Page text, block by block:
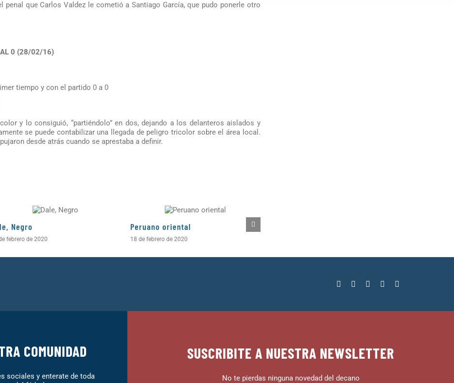
penal que Carlos Valdez le cometió a Santiago García, que pudo ponerle otro
0 (28/02/16)
tiempo y con el partido 0 a 0
y lo consiguió, “partiéndolo” en dos, dejando a los delanteros aislados y
se puede contabilizar una llegada de peligro tricolor sobre el área local.
desde atrás cuando se aprestaba a definir.
Negro
febrero de 2020
Peruano oriental
18 de febrero de 2020
COMUNIDAD
sociales y enterate de toda
SUSCRIBITE A NUESTRA NEWSLETTER
No te pierdas ninguna novedad del decano